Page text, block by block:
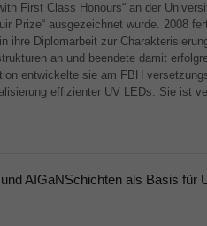
First Class Honours“ an der
Prize“ ausgezeichnet wurde. 2008
ihre Diplomarbeit zur
an und beendete damit
entwickelte sie am FBH
effizienter UV LEDs. Sie ist
AIGaNSchichten als Basis für